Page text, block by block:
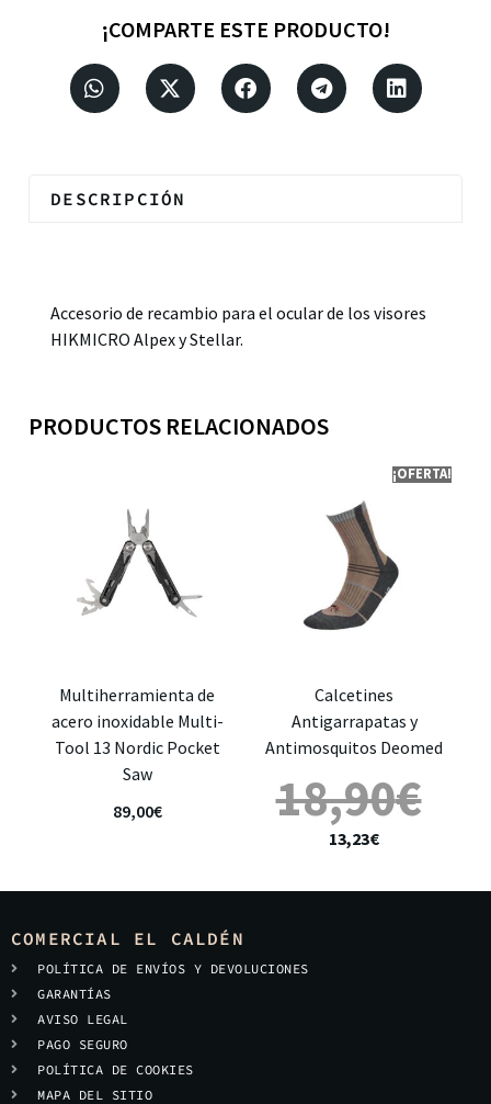
¡COMPARTE ESTE PRODUCTO!
DESCRIPCIÓN
Accesorio de recambio para el ocular de los visores
HIKMICRO Alpex y Stellar.
PRODUCTOS RELACIONADOS
Multiherramienta de
acero inoxidable Multi-
Tool 13 Nordic Pocket
Saw
89,00€
¡OFERTA!
Calcetines
Antigarrapatas y
Antimosquitos Deomed
18,90€
13,23€
COMERCIAL EL CALDÉN
POLÍTICA DE ENVÍOS Y DEVOLUCIONES
GARANTÍAS
AVISO LEGAL
PAGO SEGURO
POLÍTICA DE COOKIES
MAPA DEL SITIO